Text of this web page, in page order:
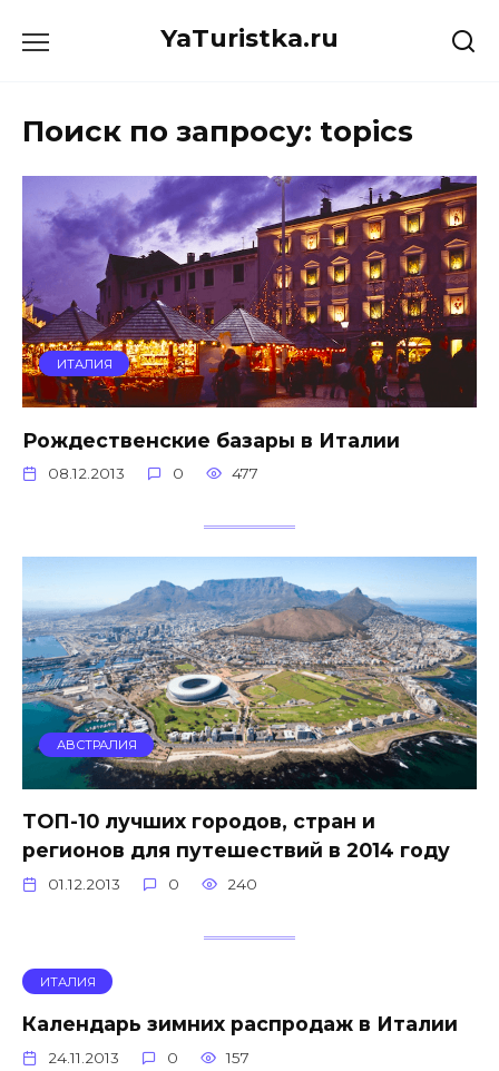
YaTuristka.ru
Поиск по запросу: topics
ИТАЛИЯ
Рождественские базары в Италии
08.12.2013 0 477
АВСТРАЛИЯ
ТОП-10 лучших городов, стран и
регионов для путешествий в 2014 году
01.12.2013 0 240
ИТАЛИЯ
Календарь зимних распродаж в Италии
24.11.2013 0 157